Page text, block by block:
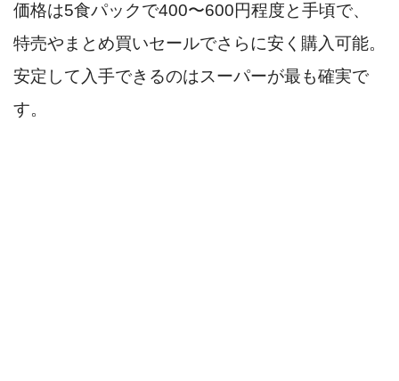
価格は5食パックで400〜600円程度と手頃で、
特売やまとめ買いセールでさらに安く購入可能。
安定して入手できるのはスーパーが最も確実で
す。